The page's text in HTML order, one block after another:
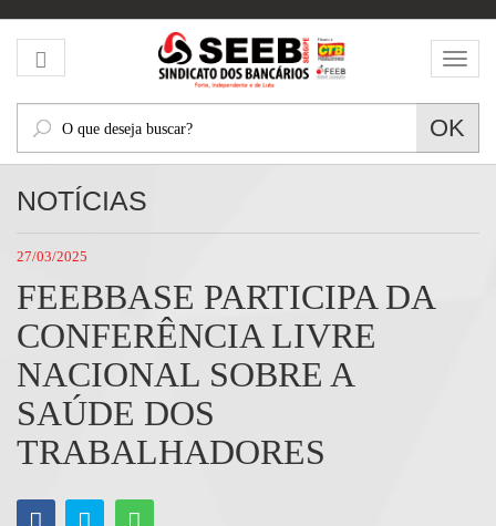
que
buscar?
OK
NOTÍCIAS
27/03/2025
FEEBBASE PARTICIPA DA
CONFERÊNCIA LIVRE
NACIONAL SOBRE A
SAÚDE DOS
TRABALHADORES